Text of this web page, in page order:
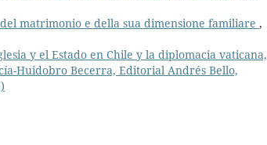
matrimonio e della sua dimensione familiare ,
y el Estado en Chile y la diplomacia vaticana,
Huidobro Becerra, Editorial Andrés Bello,